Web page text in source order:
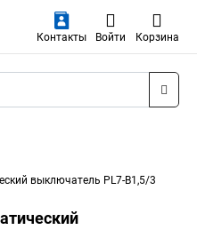
Контакты Войти Корзина
выключатель PL7-B1,5/3